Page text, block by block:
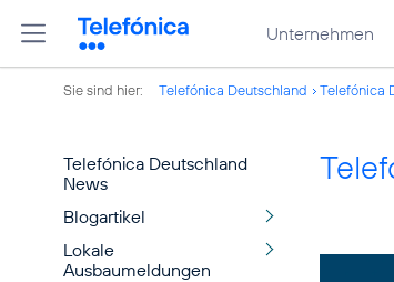
Unternehmen
Sie sind hier: Telefónica Deutschland Telefónica
Telefónica Deutschland
News
Blogartikel
Lokale
Ausbaumeldungen